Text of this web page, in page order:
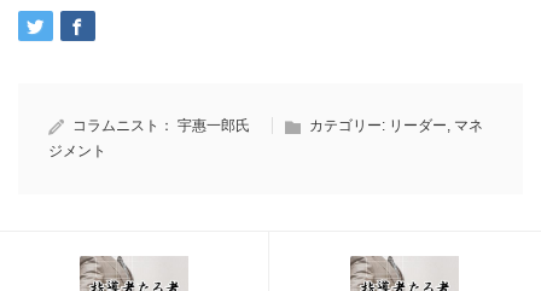
コラムニスト： 宇惠一郎氏 カテゴリー: リーダー, マネ
ジメント